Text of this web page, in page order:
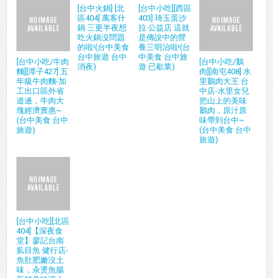
[台中小吃/牛肉
麵][潭子427] 五
年級牛肉麵-加
工出口區外省
道邊，牛肉大
塊經濟實惠~
(台中美食 台中
旅遊)
[台中火鍋] [北
區404] 萬客什
鍋 三更半夜想
吃火鍋沒問題
的啦!(台中美食
台中旅遊 台中
消夜)
[台中小吃][西區
403] 琦玉蛋沙
拉 公益店 這就
是傳說中的營
養三明治啦!(台
中美食 台中旅
遊 已歇業)
[台中小吃/鵝
肉][南屯408] 水
里鵝肉大王 台
中店-水里女兒
把山上的美味
鵝肉，原汁原
味帶到台中~
(台中美食 台中
旅遊)
[台中小吃][北區
404]【深夜食
堂】廖記台南
虱目魚 健行店-
魚肚肥嫩沒土
味，汆燙魚腸